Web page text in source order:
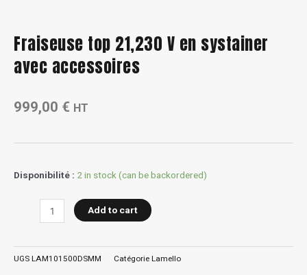
Fraiseuse top 21,230 V en systainer
avec accessoires
999,00 € HT
Disponibilité : 2 in stock (can be backordered)
Fraiseuse
systainer
avec
Add to cart
UGS LAM101500DSMM Catégorie Lamello